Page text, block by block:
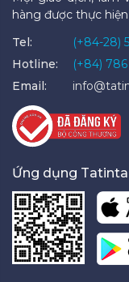
hàng được thực
Tel:
(+84-28)
Hotline:
(+84)
Email:
Ứng dụng Tatinta